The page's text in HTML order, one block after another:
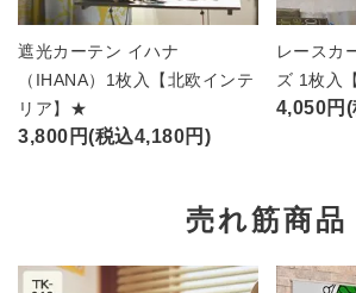
遮光カーテン イハナ
（IHANA）1枚入【北欧インテ
リア】★
3,800円(税込4,180円)
レースカ
ズ 1枚入
4,050円
売れ筋商品